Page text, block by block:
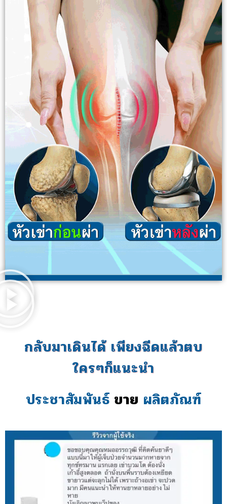
กลับมาเดินได้ เพียงฉีดแล้วตบ
ใครๆก็แนะนำ
ประชาสัมพันธ์ ขาย ผลิตภัณฑ์